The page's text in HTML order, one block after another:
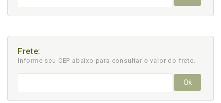
Frete:
Informe seu CEP abaixo para consultar o valor do frete.
Ok